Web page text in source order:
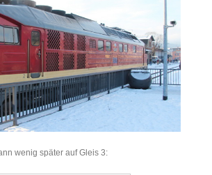
wenig später auf Gleis 3: